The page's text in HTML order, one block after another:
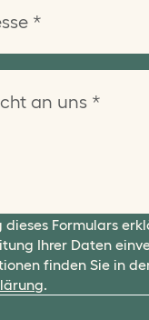
Formulars
Ihrer Daten
finden Sie in
.